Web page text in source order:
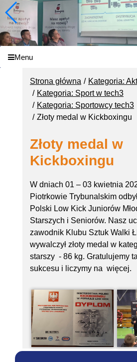
Menu
Strona główna
Kategoria:
Kategoria: Sport w tech3
Kategoria: Sportowcy tech3
Złoty medal w Kickboxingu
Złoty medal w
Kickboxingu
W dniach 01 – 03 kwietnia
Piotrkowie Trybunalskim
Polski Low Kick Juniorów
Starszych i Seniorów. Nasz
zawodnik Klubu Sztuk Walki
wywalczył złoty medal w
starszy - 86 kg. Gratulujemy
sukcesu i liczymy na więcej.